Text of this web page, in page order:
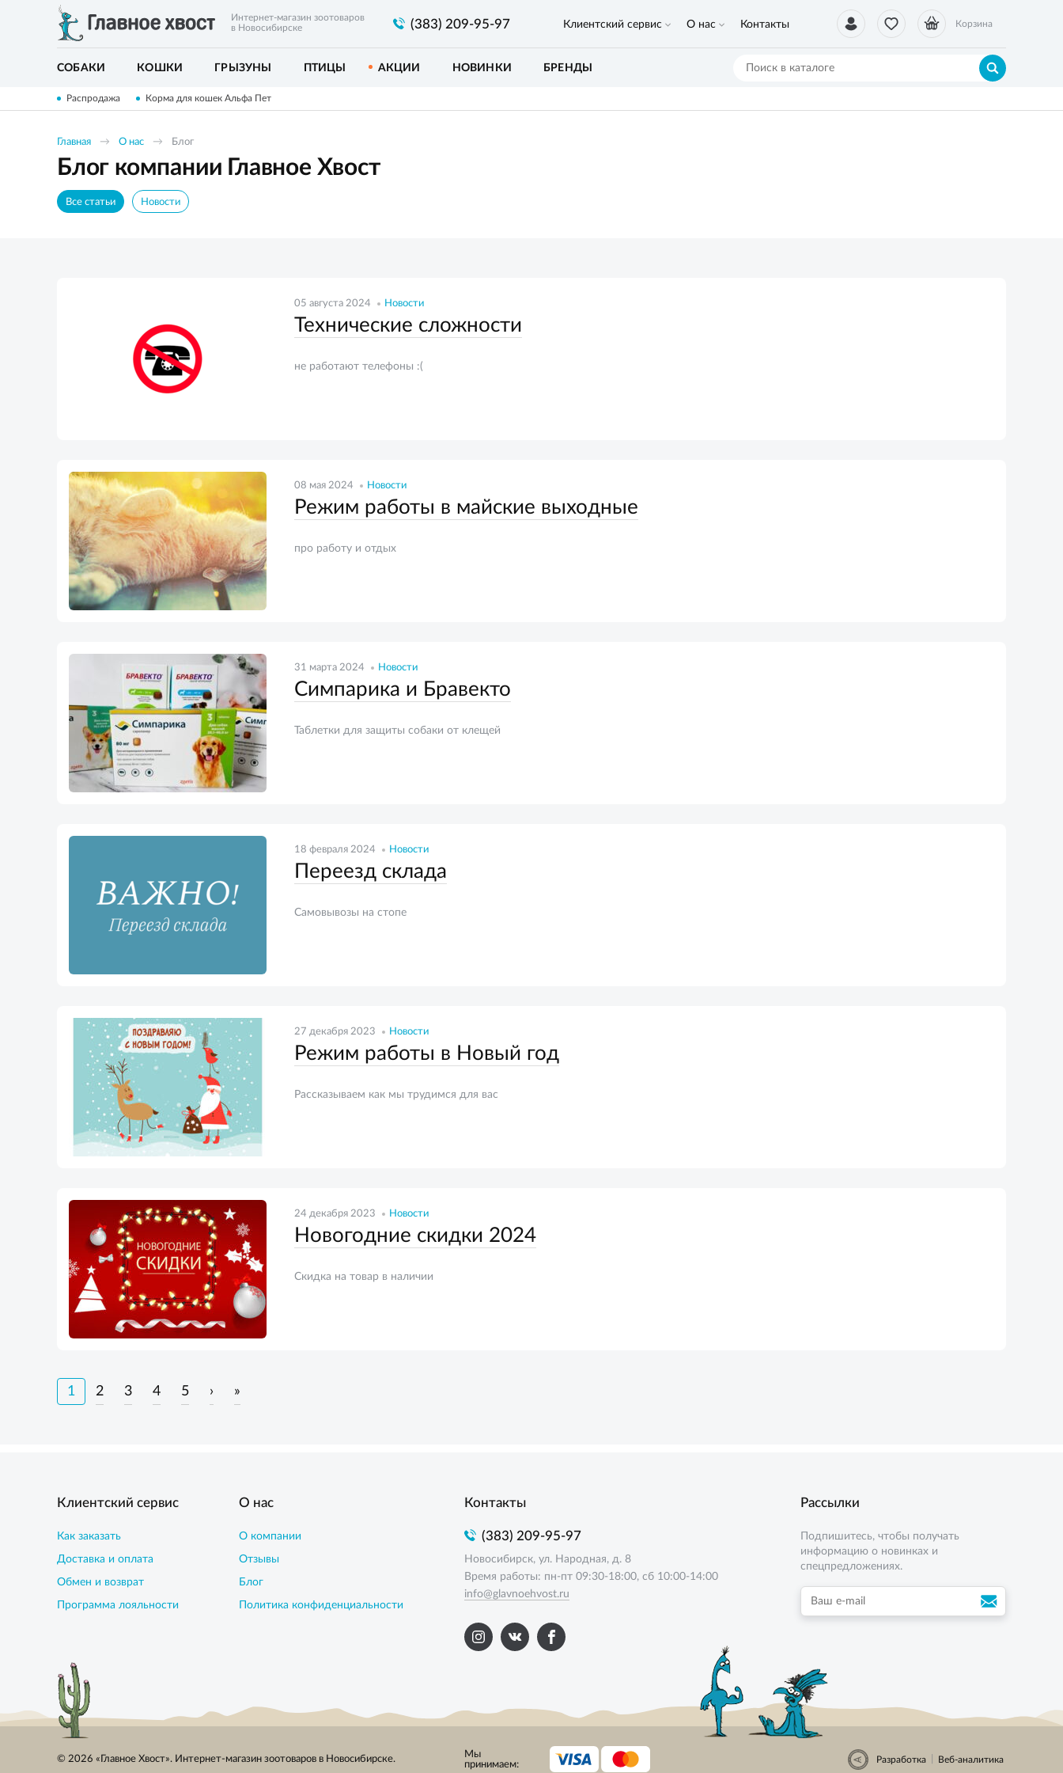
Интернет-магазин зоотоваров
в Новосибирске
(383) 209-95-97 Корзина
Клиентский сервис О нас Контакты
СОБАКИ КОШКИ ГРЫЗУНЫ ПТИЦЫ АКЦИИ НОВИНКИ БРЕНДЫ
Распродажа Корма для кошек Альфа Пет
Главная О нас Блог
Блог компании Главное Хвост
Все статьи Новости
05 августа 2024 Новости
Технические сложности
не работают телефоны :(
08 мая 2024 Новости
Режим работы в майские выходные
про работу и отдых
31 марта 2024 Новости
Симпарика и Бравекто
Таблетки для защиты собаки от клещей
18 февраля 2024 Новости
Переезд склада
Самовывозы на стопе
27 декабря 2023 Новости
Режим работы в Новый год
Рассказываем как мы трудимся для вас
24 декабря 2023 Новости
Новогодние скидки 2024
Скидка на товар в наличии
1 2 3 4 5 › »
Клиентский сервис
Как заказать
Доставка и оплата
Обмен и возврат
Программа лояльности
О нас
О компании
Отзывы
Блог
Политика конфиденциальности
Контакты
(383) 209-95-97
Новосибирск, ул. Народная, д. 8
Время работы: пн-пт 09:30-18:00, сб 10:00-14:00
info@glavnoehvost.ru
Рассылки
Подпишитесь, чтобы получать
информацию о новинках и
спецпредложениях.
© 2026 «Главное Хвост». Интернет-магазин зоотоваров в Новосибирске.
Мы
принимаем:
Разработка Веб-аналитика